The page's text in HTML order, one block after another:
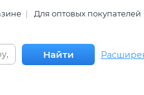
Для оптовых покупателей
Найти